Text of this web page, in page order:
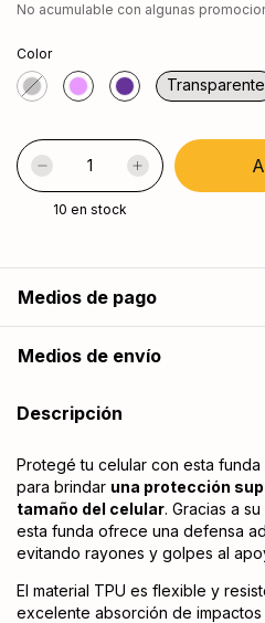
No acumulable con algunas
Color
Transparente
10 en stock
Medios de pago
Medios de envío
Descripción
Protegé tu celular con esta
para brindar una protección
tamaño del celular. Gracias a
esta funda ofrece una defensa
evitando rayones y golpes al
El material TPU es flexible y
excelente absorción de